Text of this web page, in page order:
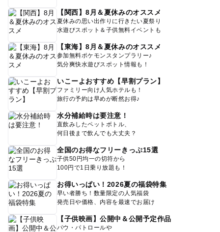
【関西】8月＆夏休みのオススメ
夏休みの思い出作りに行きたい夏祭り
水遊びスポット＆子供無料イベントも
【東海】8月＆夏休みのオススメ
参加無料ポケモンスタンプラリー♪
気分爽快水遊びスポット情報も！
いこーよおすすめ【早割プラン】
ファミリー向け人気ホテルも！
旅行の予約は早めが断然お得♪
水分補給時は要注意！
直飲みしたペットボトル、
何日後まで飲んでも大丈夫？
全国のお得なフリーきっぷ15選
子供50円均一の切符から
100円で1日乗り放題も！
お得いっぱい！2026夏の福袋特集
早い者勝ち！数量限定の人気福袋
発売日や価格、内容を最速でお届け
【子供映画】公開中＆公開予定作品
パウ・パトロールや